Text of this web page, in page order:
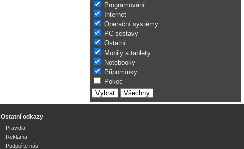
Programování
Internet
Operační systémy
PC sestavy
Ostatní
Mobily a tablety
Notebooky
Připomínky
Pokec
Ostatní odkazy
Pravidla
Reklama
Podpořte nás